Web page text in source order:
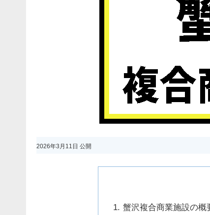
2026年3月11日 公開
蟹沢複合商業施設の概